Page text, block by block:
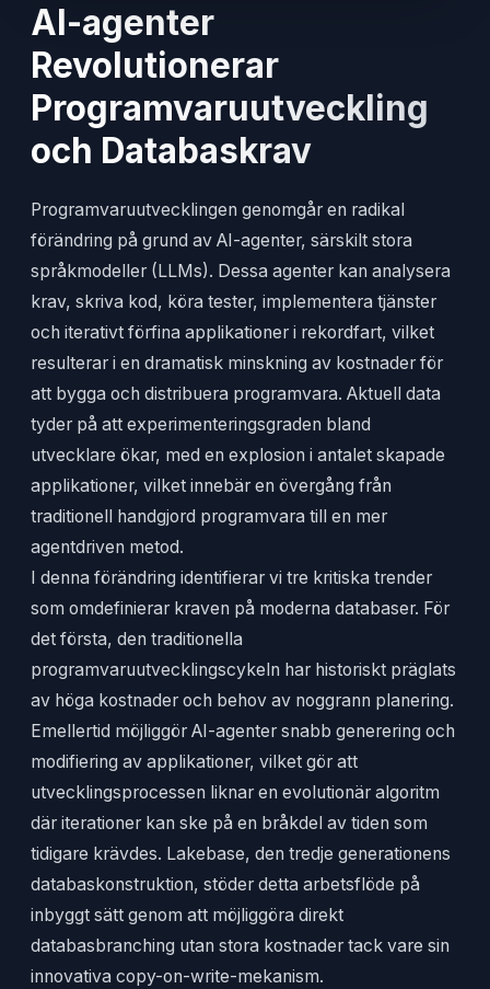
AI-agenter
Revolutionerar
Programvaruutveckling
och Databaskrav
Programvaruutvecklingen genomgår en radikal
förändring på grund av AI-agenter, särskilt stora
språkmodeller (LLMs). Dessa agenter kan analysera
krav, skriva kod, köra tester, implementera tjänster
och iterativt förfina applikationer i rekordfart, vilket
resulterar i en dramatisk minskning av kostnader för
att bygga och distribuera programvara. Aktuell data
tyder på att experimenteringsgraden bland
utvecklare ökar, med en explosion i antalet skapade
applikationer, vilket innebär en övergång från
traditionell handgjord programvara till en mer
agentdriven metod.
I denna förändring identifierar vi tre kritiska trender
som omdefinierar kraven på moderna databaser. För
det första, den traditionella
programvaruutvecklingscykeln har historiskt präglats
av höga kostnader och behov av noggrann planering.
Emellertid möjliggör AI-agenter snabb generering och
modifiering av applikationer, vilket gör att
utvecklingsprocessen liknar en evolutionär algoritm
där iterationer kan ske på en bråkdel av tiden som
tidigare krävdes. Lakebase, den tredje generationens
databaskonstruktion, stöder detta arbetsflöde på
inbyggt sätt genom att möjliggöra direkt
databasbranching utan stora kostnader tack vare sin
innovativa copy-on-write-mekanism.